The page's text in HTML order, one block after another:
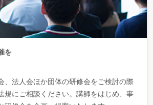
を
、法人会ほか団体の研修会をご検討の際
規にご相談ください。講師をはじめ、事